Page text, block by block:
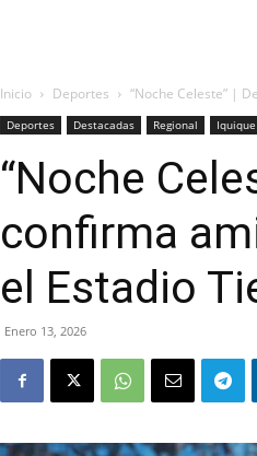
Inicio Deportes “Noche Celeste” |
Deportes Destacadas Regional Iquique
“Noche
confirma
el Estadio
Enero 13, 2026